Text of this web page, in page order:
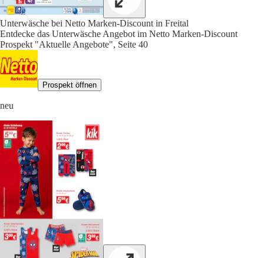
Unterwäsche bei Netto Marken-Discount in Freital
Entdecke das Unterwäsche Angebot im Netto Marken-Discount
Prospekt "Aktuelle Angebote", Seite 40
Prospekt öffnen
neu